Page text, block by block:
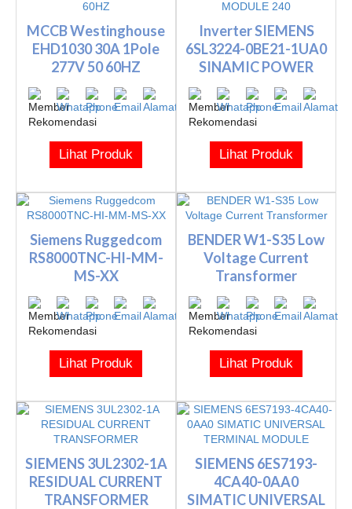
MCCB Westinghouse
EHD1030 30A 1Pole
277V 50 60HZ
Lihat Produk
Inverter SIEMENS
6SL3224-0BE21-1UA0
SINAMIC POWER
MODULE 240
Lihat Produk
Siemens Ruggedcom
RS8000TNC-HI-MM-
MS-XX
Lihat Produk
BENDER W1-S35 Low
Voltage Current
Transformer
Lihat Produk
SIEMENS 3UL2302-1A
RESIDUAL CURRENT
TRANSFORMER
SIEMENS 6ES7193-
4CA40-0AA0
SIMATIC UNIVERSAL